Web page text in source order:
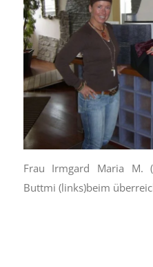
Frau Irmgard Maria M.
Buttmi (links)beim